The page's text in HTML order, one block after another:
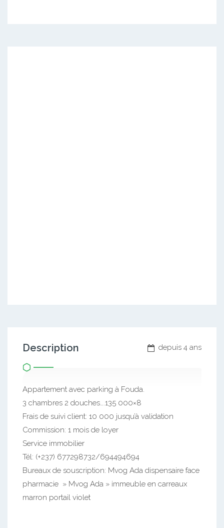
depuis 4 ans
Description
Appartement avec parking à Fouda.
3 chambres 2 douches….135 000×8
Frais de suivi client: 10 000 jusqu’à validation
Commission: 1 mois de loyer
Service immobilier
Tél: (+237) 677298732/694494694
Bureaux de souscription: Mvog Ada dispensaire face
pharmacie » Mvog Ada » immeuble en carreaux
marron portail violet